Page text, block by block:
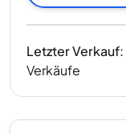
Letzter Verkauf:
Verkäufe